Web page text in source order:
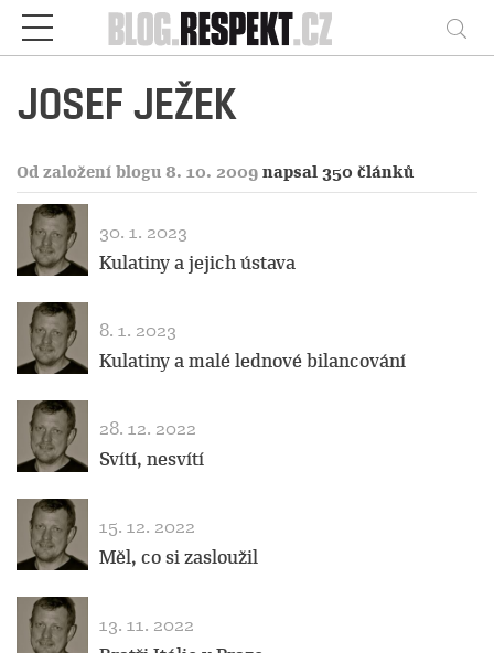
Respekt
JOSEF JEŽEK
Od založení blogu 8. 10. 2009 napsal 350 článků
30. 1. 2023
Kulatiny a jejich ústava
8. 1. 2023
Kulatiny a malé lednové bilancování
28. 12. 2022
Svítí, nesvítí
15. 12. 2022
Měl, co si zasloužil
13. 11. 2022